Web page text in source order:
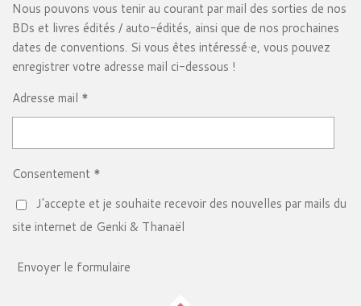
Nous pouvons vous tenir au courant par mail des sorties de nos
BDs et livres édités / auto-édités, ainsi que de nos prochaines
dates de conventions. Si vous êtes intéressé·e, vous pouvez
enregistrer votre adresse mail ci-dessous !
Adresse mail *
Consentement *
J'accepte et je souhaite recevoir des nouvelles par mails du
site internet de Genki & Thanaël
Envoyer le formulaire